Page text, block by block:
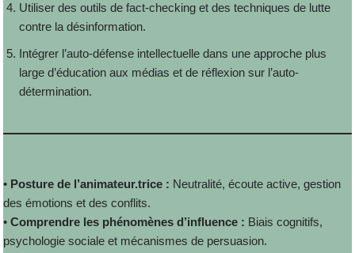
Utiliser des outils de fact-checking et des techniques de lutte
contre la désinformation.
Intégrer l’auto-défense intellectuelle dans une approche plus
large d’éducation aux médias et de réflexion sur l’auto-
détermination.
• Posture de l’animateur.trice : Neutralité, écoute active, gestion
des émotions et des conflits.
•Comprendre les phénomènes d’influence : Biais cognitifs,
psychologie sociale et mécanismes de persuasion.